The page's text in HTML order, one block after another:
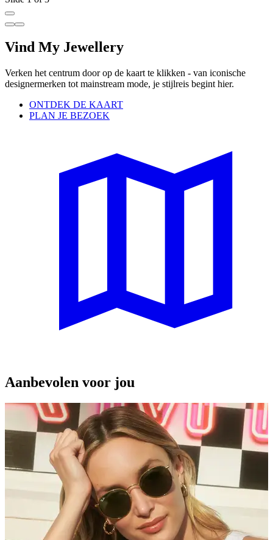
Vind My Jewellery
Verken het centrum door op de kaart te klikken - van iconische
designermerken tot mainstream mode, je stijlreis begint hier.
ONTDEK DE KAART
PLAN JE BEZOEK
Aanbevolen voor jou